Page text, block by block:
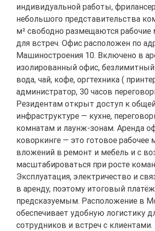
индивидуальной работы,
небольшого представительства
м² свободно размещаются рабочие
для встреч. Офис расположен по
Машиностроения 10. Включено в
изолированный офис, безлимитный
вода, чай, кофе, оргтехника (
администратор, 30 часов
Резидентам открыт доступ к
инфраструктуре — кухне,
комнатам и лаунж-зонам. Аренда
коворкинге — это готовое рабочее
вложений в ремонт и мебель и с
масштабироваться при росте
Эксплуатация, электричество и
в аренду, поэтому итоговый
предсказуемым. Расположение в
обеспечивает удобную логистику
сотрудников и встреч с